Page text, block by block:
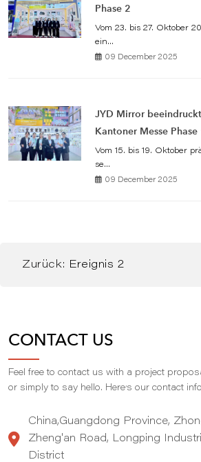
Phase 2
Vom 23. bis 27. Oktober
ein...
09 December 2025
JYD Mirror
Kantoner Messe Phase
Vom 15. bis 19. Oktober
se...
09 December 2025
Zurück: Ereignis 2
CONTACT US
Feel free to contact us with a project
or simply to say hello. Here,s our contact
China,Guangdong Province,
Zheng'an Road, Longping
District